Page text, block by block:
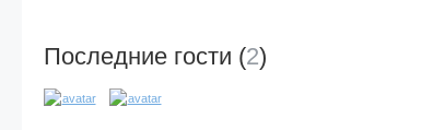
Последние гости (2)